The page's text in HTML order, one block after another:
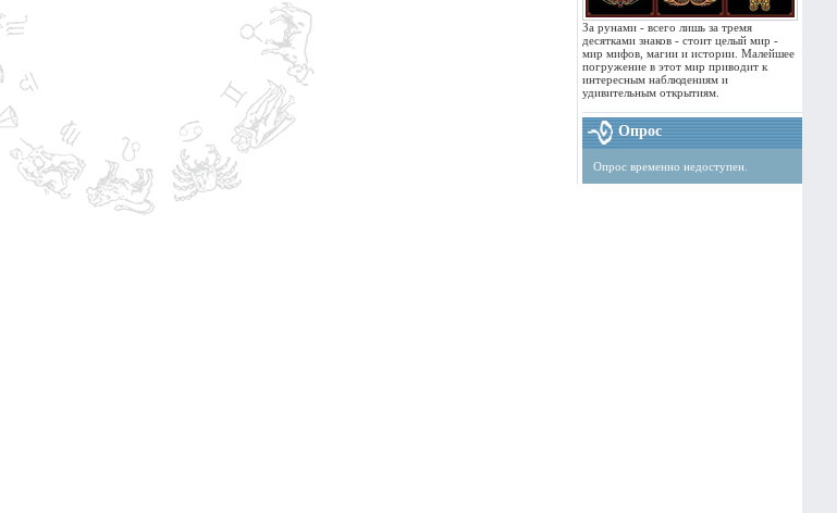
За рунами - всего лишь за тремя
десятками знаков - стоит целый мир -
мир мифов, магии и истории. Малейшее
погружение в этот мир приводит к
интересным наблюдениям и
удивительным открытиям.
Опрос
Опрос временно недоступен.